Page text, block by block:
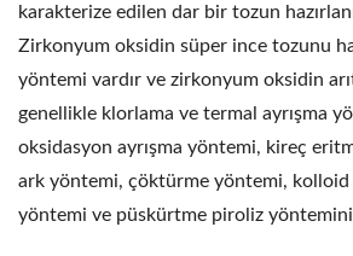
karakterize edilen dar bir tozun
Zirkonyum oksidin süper ince tozunu
yöntemi vardır ve zirkonyum oksidin
genellikle klorlama ve termal ayrışma
oksidasyon ayrışma yöntemi, kireç
ark yöntemi, çöktürme yöntemi,
yöntemi ve püskürtme piroliz